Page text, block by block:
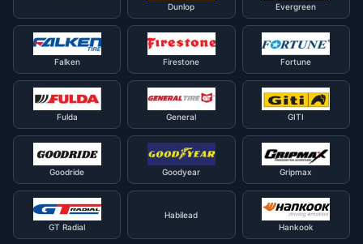
Dunlop
Evergreen
Falken Firestone Fortune
Fulda General GITI
Goodride Goodyear Gripmax
GT Radial
Habilead
Hankook